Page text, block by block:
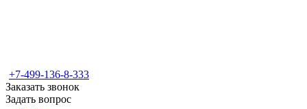
+7-499-136-8-333
Заказать звонок
Задать вопрос